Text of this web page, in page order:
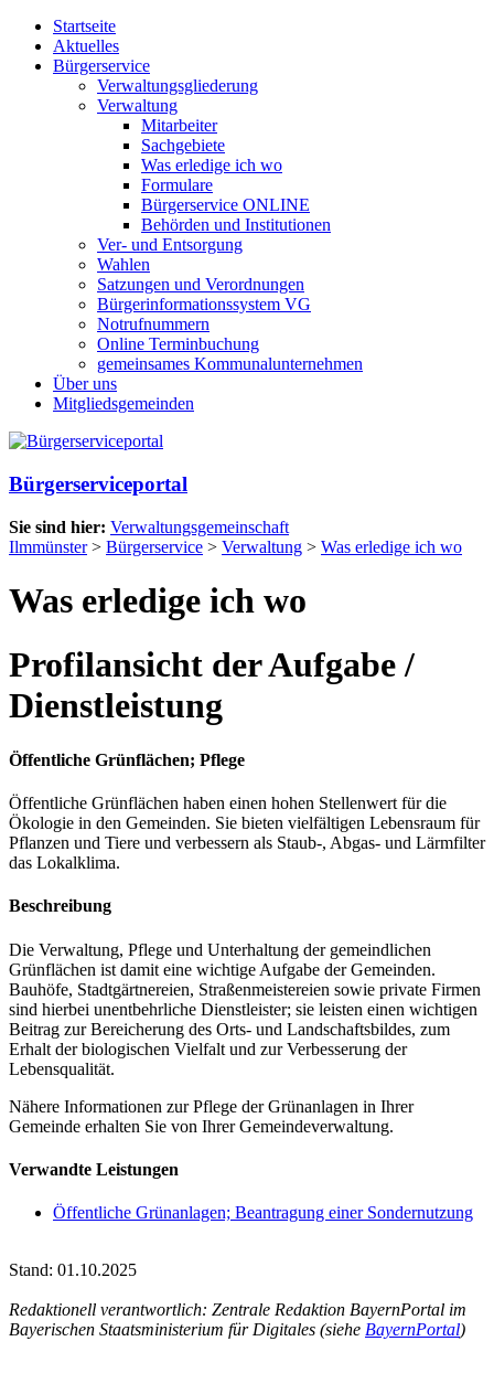
Startseite
Aktuelles
Bürgerservice
Verwaltungsgliederung
Verwaltung
Mitarbeiter
Sachgebiete
Was erledige ich wo
Formulare
Bürgerservice ONLINE
Behörden und Institutionen
Ver- und Entsorgung
Wahlen
Satzungen und Verordnungen
Bürgerinformationssystem VG
Notrufnummern
Online Terminbuchung
gemeinsames Kommunalunternehmen
Über uns
Mitgliedsgemeinden
Bürgerserviceportal
Sie sind hier: Verwaltungsgemeinschaft
Ilmmünster> Bürgerservice > Verwaltung > Was erledige ich wo
Was erledige ich wo
Profilansicht der Aufgabe /
Dienstleistung
Öffentliche Grünflächen; Pflege
Öffentliche Grünflächen haben einen hohen Stellenwert für die
Ökologie in den Gemeinden. Sie bieten vielfältigen Lebensraum für
Pflanzen und Tiere und verbessern als Staub-, Abgas- und Lärmfilter
das Lokalklima.
Beschreibung
Die Verwaltung, Pflege und Unterhaltung der gemeindlichen
Grünflächen ist damit eine wichtige Aufgabe der Gemeinden.
Bauhöfe, Stadtgärtnereien, Straßenmeistereien sowie private Firmen
sind hierbei unentbehrliche Dienstleister; sie leisten einen wichtigen
Beitrag zur Bereicherung des Orts- und Landschaftsbildes, zum
Erhalt der biologischen Vielfalt und zur Verbesserung der
Lebensqualität.
Nähere Informationen zur Pflege der Grünanlagen in Ihrer
Gemeinde erhalten Sie von Ihrer Gemeindeverwaltung.
Verwandte Leistungen
Öffentliche Grünanlagen; Beantragung einer Sondernutzung
Stand: 01.10.2025
Redaktionell verantwortlich: Zentrale Redaktion BayernPortal im
Bayerischen Staatsministerium für Digitales (siehe BayernPortal)